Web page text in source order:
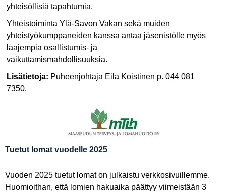
yhteisöllisiä tapahtumia.
Yhteistoiminta Ylä-Savon Vakan sekä muiden
yhteistyökumppaneiden kanssa antaa jäsenistölle myös
laajempia osallistumis- ja
vaikuttamismahdollisuuksia.
Lisätietoja: Puheenjohtaja Eila Koistinen p. 044 081
7350.
Tuetut lomat vuodelle 2025
Vuoden 2025 tuetut lomat on julkaistu verkkosivuillemme.
Huomioithan, että lomien hakuaika päättyy viimeistään 3